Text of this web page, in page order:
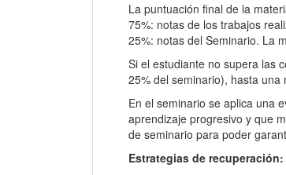
La puntuación final de la
75%: notas de los trabajos
25%: notas del Seminario. La
Si el estudiante no supera las
25% del seminario), hasta
En el seminario se aplica una
aprendizaje progresivo y que
de seminario para poder
Estrategias de recuperación: